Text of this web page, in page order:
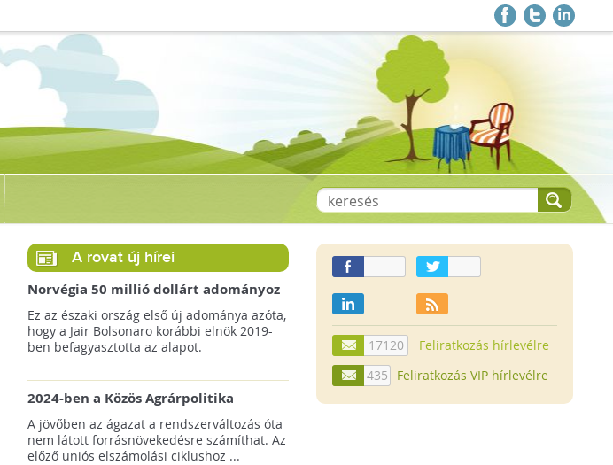
A rovat új hírei
Norvégia 50 millió dollárt adományoz
a brazil Amazonas-alapnak a csökkenő
erdőirtás miatt
Ez az északi ország első új adománya azóta,
hogy a Jair Bolsonaro korábbi elnök 2019-
ben befagyasztotta az alapot.
2024-ben a Közös Agrárpolitika
keretein belül az erdőtelepítési
pályázatok az elsők között nyílnak
majd meg
A jövőben az ágazat a rendszerváltozás óta
nem látott forrásnövekedésre számíthat. Az
előző uniós elszámolási ciklushoz ...
17120
Feliratkozás hírlevélre
435
Feliratkozás VIP hírlevélre